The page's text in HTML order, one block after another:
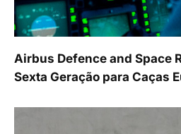
Airbus Defence and Space
Sexta Geração para Caças